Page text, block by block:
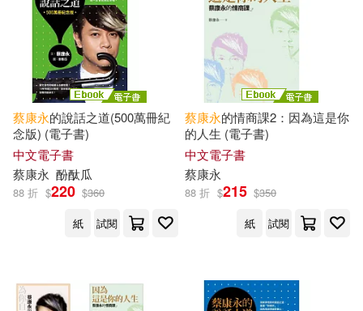
蔡康永的說話之道(500萬冊紀
念版) (電子書)
中文電子書
蔡康永 酚酞瓜
88 折 $220 $360
紙
試閱
蔡康永的情商課2：因為這是你
的人生 (電子書)
中文電子書
蔡康永
88 折 $215 $350
紙
試閱